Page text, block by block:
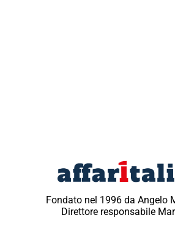
Fondato nel 1996 da Angelo
Direttore responsabile